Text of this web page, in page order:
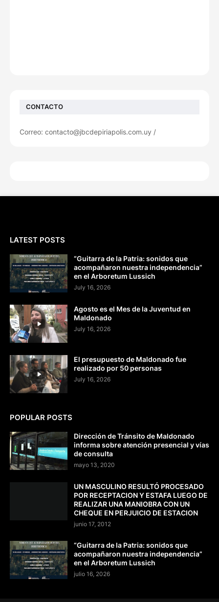
CONTACTO
Correo: contacto@jbcdepiriapolis.com.uy /
LATEST POSTS
“Guitarra de la Patria: sonidos que
acompañaron nuestra independencia”
en el Arboretum Lussich
July 16, 2026
Agosto es el Mes de la Juventud en
Maldonado
July 16, 2026
El presupuesto de Maldonado fue
realizado por 50 personas
July 16, 2026
POPULAR POSTS
Dirección de Tránsito de Maldonado
informa sobre atención presencial y vías
de consulta
mayo 13, 2020
UN MASCULINO RESULTÓ PROCESADO
POR RECEPTACION Y ESTAFA LUEGO DE
REALIZAR UNA MANIOBRA CON UN
CHEQUE EN PERJUICIO DE ESTACION
junio 17, 2012
“Guitarra de la Patria: sonidos que
acompañaron nuestra independencia”
en el Arboretum Lussich
julio 16, 2026